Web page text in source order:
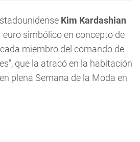
Kim Kardashian
euro simbólico en concepto de
miembro del comando de
que la atracó en la habitación
plena Semana de la Moda en